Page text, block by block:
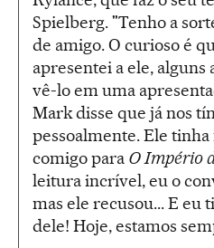
Spielberg. "Tenho a
de amigo. O curioso é
apresentei a ele, alguns
vê-lo em uma
Mark disse que já nos
pessoalmente. Ele
comigo para O Império
leitura incrível, eu o
mas ele recusou... E eu
dele! Hoje, estamos